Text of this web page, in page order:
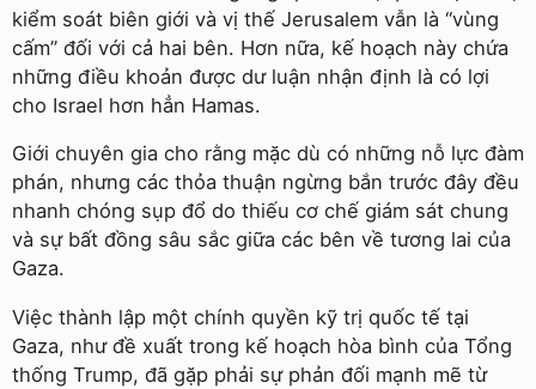
kiểm soát biên giới và vị thế Jerusalem vẫn là “vùng
cấm” đối với cả hai bên. Hơn nữa, kế hoạch này chứa
những điều khoản được dư luận nhận định là có lợi
cho Israel hơn hẳn Hamas.
Giới chuyên gia cho rằng mặc dù có những nỗ lực đàm
phán, nhưng các thỏa thuận ngừng bắn trước đây đều
nhanh chóng sụp đổ do thiếu cơ chế giám sát chung
và sự bất đồng sâu sắc giữa các bên về tương lai của
Gaza.
Việc thành lập một chính quyền kỹ trị quốc tế tại
Gaza, như đề xuất trong kế hoạch hòa bình của Tổng
thống Trump, đã gặp phải sự phản đối mạnh mẽ từ